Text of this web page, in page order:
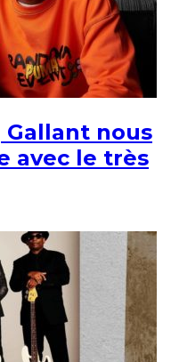
Gallant nous
avec le très